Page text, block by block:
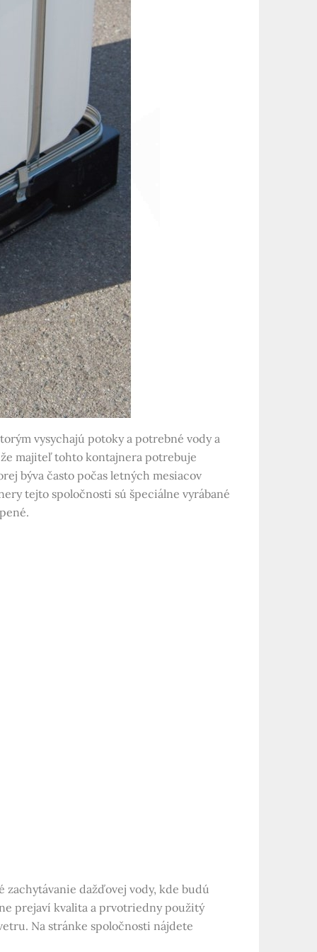
vysychajú potoky a potrebné vody a
majiteľ tohto kontajnera potrebuje
býva často počas letných mesiacov
tejto spoločnosti sú špeciálne vyrábané
dažďovej vody, kde budú
prejaví kvalita a prvotriedny použitý
Na stránke spoločnosti nájdete